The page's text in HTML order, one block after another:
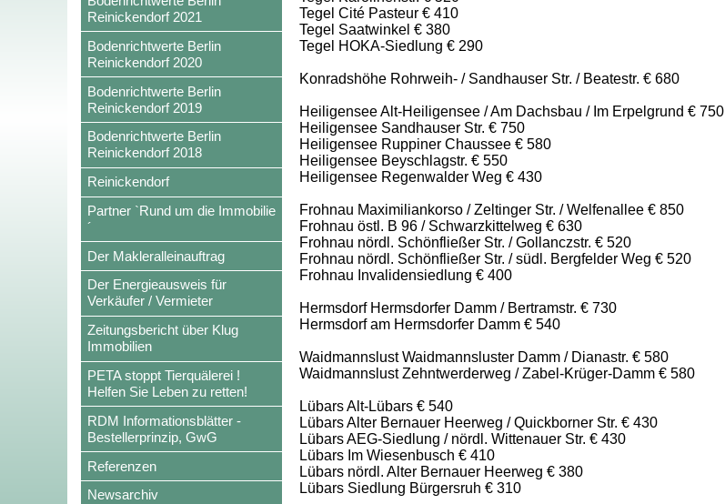
Reinickendorf 2021
Bodenrichtwerte Berlin
Reinickendorf 2020
Bodenrichtwerte Berlin
Reinickendorf 2019
Bodenrichtwerte Berlin
Reinickendorf 2018
Reinickendorf
Partner `Rund um die Immobilie
´
Der Makleralleinauftrag
Der Energieausweis für
Verkäufer / Vermieter
Zeitungsbericht über Klug
Immobilien
PETA stoppt Tierquälerei !
Helfen Sie Leben zu retten!
RDM Informationsblätter -
Bestellerprinzip, GwG
Referenzen
Newsarchiv
Tegel Cité Pasteur € 410
Tegel Saatwinkel € 380
Tegel HOKA-Siedlung € 290
Konradshöhe Rohrweih- / Sandhauser Str. / Beatestr. € 680
Heiligensee Alt-Heiligensee / Am Dachsbau / Im Erpelgrund € 750
Heiligensee Sandhauser Str. € 750
Heiligensee Ruppiner Chaussee € 580
Heiligensee Beyschlagstr. € 550
Heiligensee Regenwalder Weg € 430
Frohnau Maximiliankorso / Zeltinger Str. / Welfenallee € 850
Frohnau östl. B 96 / Schwarzkittelweg € 630
Frohnau nördl. Schönfließer Str. / Gollanczstr. € 520
Frohnau nördl. Schönfließer Str. / südl. Bergfelder Weg € 520
Frohnau Invalidensiedlung € 400
Hermsdorf Hermsdorfer Damm / Bertramstr. € 730
Hermsdorf am Hermsdorfer Damm € 540
Waidmannslust Waidmannsluster Damm / Dianastr. € 580
Waidmannslust Zehntwerderweg / Zabel-Krüger-Damm € 580
Lübars Alt-Lübars € 540
Lübars Alter Bernauer Heerweg / Quickborner Str. € 430
Lübars AEG-Siedlung / nördl. Wittenauer Str. € 430
Lübars Im Wiesenbusch € 410
Lübars nördl. Alter Bernauer Heerweg € 380
Lübars Siedlung Bürgersruh € 310